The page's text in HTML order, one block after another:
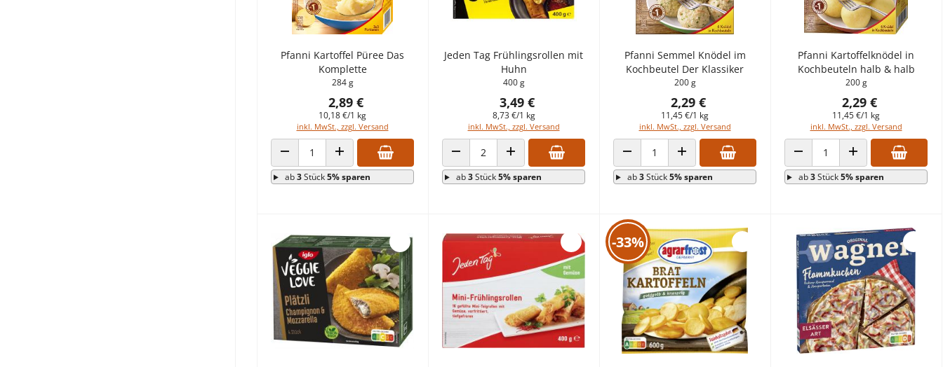
Pfanni Kartoffel Püree Das
Komplette
284 g
2,89 €
10,18 €/1 kg
inkl. MwSt., zzgl. Versand
ANZAHL VERRINGERNANZAHL ERHÖHEN
ab3Stück5% sparen
Jeden Tag Frühlingsrollen mit
Huhn
400 g
3,49 €
8,73 €/1 kg
inkl. MwSt., zzgl. Versand
ANZAHL VERRINGERNANZAHL ERHÖHEN
ab3Stück5% sparen
Pfanni Semmel Knödel im
Kochbeutel Der Klassiker
200 g
2,29 €
11,45 €/1 kg
inkl. MwSt., zzgl. Versand
ANZAHL VERRINGERNANZAHL ERHÖHEN
ab3Stück5% sparen
Pfanni Kartoffelknödel in
Kochbeuteln halb & halb
200 g
2,29 €
11,45 €/1 kg
inkl. MwSt., zzgl. Versand
ANZAHL VERRINGERNANZAHL ERHÖHEN
ab3Stück5% sparen
-33%